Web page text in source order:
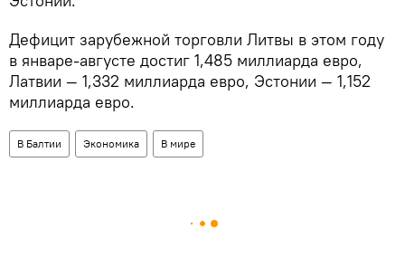
Дефицит зарубежной торговли Литвы в этом году
в январе-августе достиг 1,485 миллиарда евро,
Латвии — 1,332 миллиарда евро, Эстонии — 1,152
миллиарда евро.
В Балтии Экономика В мире